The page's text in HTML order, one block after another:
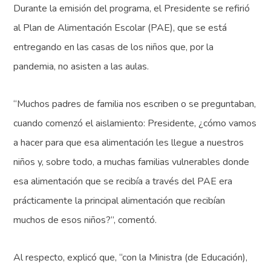
Durante la emisión del programa, el Presidente se refirió
al Plan de Alimentación Escolar (PAE), que se está
entregando en las casas de los niños que, por la
pandemia, no asisten a las aulas.
“Muchos padres de familia nos escriben o se preguntaban,
cuando comenzó el aislamiento: Presidente, ¿cómo vamos
a hacer para que esa alimentación les llegue a nuestros
niños y, sobre todo, a muchas familias vulnerables donde
esa alimentación que se recibía a través del PAE era
prácticamente la principal alimentación que recibían
muchos de esos niños?”, comentó.
Al respecto, explicó que, “con la Ministra (de Educación),